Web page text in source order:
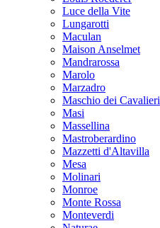
Luce della Vite
Lungarotti
Maculan
Maison Anselmet
Mandrarossa
Marolo
Marzadro
Maschio dei Cavalieri
Masi
Massellina
Mastroberardino
Mazzetti d'Altavilla
Mesa
Molinari
Monroe
Monte Rossa
Monteverdi